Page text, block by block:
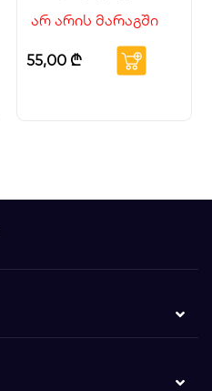
არ არის მარაგში
55,00 ₾